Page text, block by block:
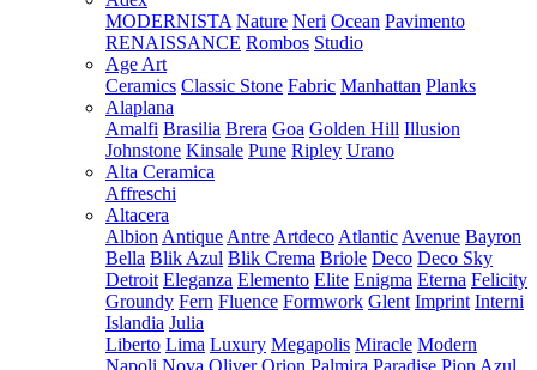
MODERNISTA Nature Neri Ocean Pavimento
RENAISSANCE Rombos Studio
Age Art
Ceramics Classic Stone Fabric Manhattan Planks
Alaplana
Amalfi Brasilia Brera Goa Golden Hill Illusion
Johnstone Kinsale Pune Ripley Urano
Alta Ceramica
Affreschi
Altacera
Albion Antique Antre Artdeco Atlantic Avenue Bayron
Bella Blik Azul Blik Crema Briole Deco Deco Sky
Detroit Eleganza Elemento Elite Enigma Eterna Felicity
Groundy Fern Fluence Formwork Glent Imprint Interni
Islandia Julia
Liberto Lima Luxury Megapolis Miracle Modern